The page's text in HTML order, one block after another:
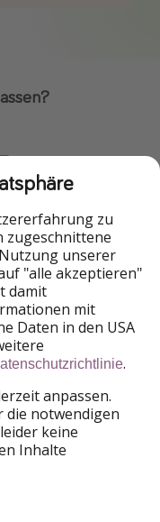
Group
zu
zugeschnittene
unserer
"alle akzeptieren"
damit
mit
Daten in den USA
.
anpassen.
die notwendigen
keine
Inhalte